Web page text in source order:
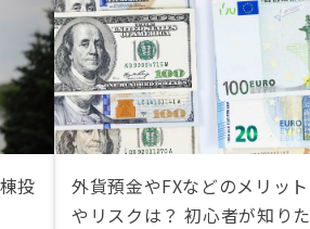
投
外貨預金やFXなどのメリット
やリスクは？ 初心者が知りた